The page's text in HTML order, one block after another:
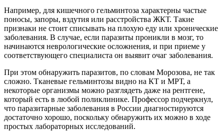
Например, для кишечного гельминтоза характерны частые
поносы, запоры, вздутия или расстройства ЖКТ. Такие
признаки не стоит списывать на плохую еду или хронические
заболевания. В случае, если паразиты проникли в мозг, то
начинаются неврологические осложнения, и при приеме у
соответствующего специалиста он выявит очаг заболевания.
При этом обнаружить паразитов, по словам Морозова, не так
сложно. Тканевые гельминтозы видно на КТ и МРТ, а
некоторые организмы можно разглядеть даже на рентгене,
который есть в любой поликлинике. Профессор подчеркнул,
что паразитарные заболевания в России диагностируются
достаточно хорошо, поскольку обнаружить их можно в ходе
простых лабораторных исследований.